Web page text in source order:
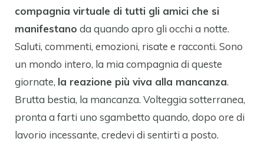
compagnia virtuale di tutti gli amici che si
manifestano da quando apro gli occhi a notte.
Saluti, commenti, emozioni, risate e racconti. Sono
un mondo intero, la mia compagnia di queste
giornate, la reazione più viva alla mancanza.
Brutta bestia, la mancanza. Volteggia sotterranea,
pronta a farti uno sgambetto quando, dopo ore di
lavorio incessante, credevi di sentirti a posto.